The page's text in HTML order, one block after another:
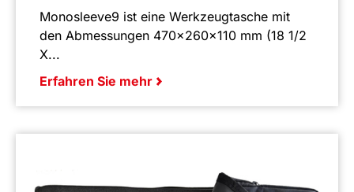
Monosleeve9 ist eine Werkzeugtasche mit
den Abmessungen 470x260x110 mm (18 1/2
X...
Erfahren Sie mehr